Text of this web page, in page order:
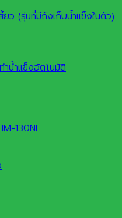
ว (รุ่นที่มีถังเก็บน้ำแข็งในตัว)
130NE